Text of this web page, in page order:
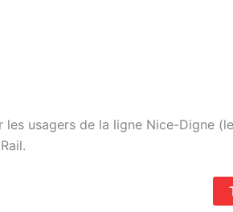
usagers de la ligne Nice-Digne